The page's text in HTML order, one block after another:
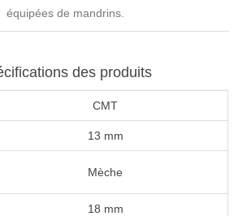
équipées de mandrins.
des produits
CMT
13 mm
Mèche
18 mm